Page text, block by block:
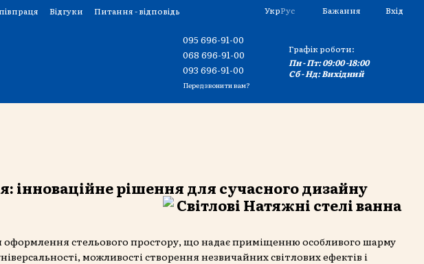
Відгуки
Питання - відповідь
УкрРус Бажання Вхід
095 696-91-00
068 696-91-00
093 696-91-00
Передзвонити вам?
Графік роботи:
Пн - Пт: 09:00 -18:00
Сб - Нд: Вихідний
інноваційне рішення для сучасного дизайну
оформлення стельового простору, що надає приміщенню особливого шарму
можливості створення незвичайних світлових ефектів і